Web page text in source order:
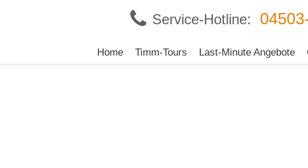
Service-Hotline:
überspringen
Home Timm-Tours Last-Minute Angebote